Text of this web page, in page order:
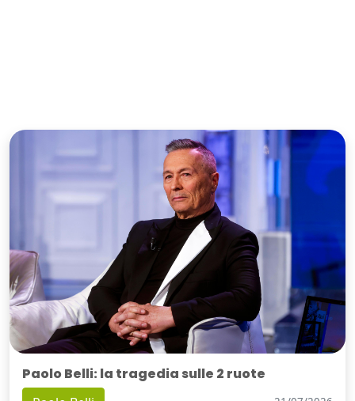
Paolo Belli: la tragedia sulle 2 ruote